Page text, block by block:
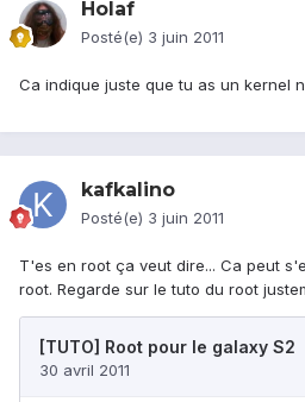
Holaf
Posté(e) 3 juin 2011
Ca indique juste que tu as un kernel
kafkalino
Posté(e) 3 juin 2011
T'es en root ça veut dire... Ca peut
root. Regarde sur le tuto du root